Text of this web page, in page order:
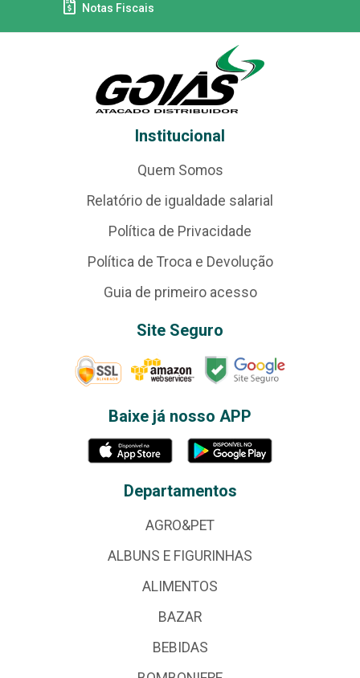
Notas Fiscais
Institucional
Quem Somos
Relatório de igualdade salarial
Política de Privacidade
Política de Troca e Devolução
Guia de primeiro acesso
Site Seguro
Baixe já nosso APP
Departamentos
AGRO&PET
ALBUNS E FIGURINHAS
ALIMENTOS
BAZAR
BEBIDAS